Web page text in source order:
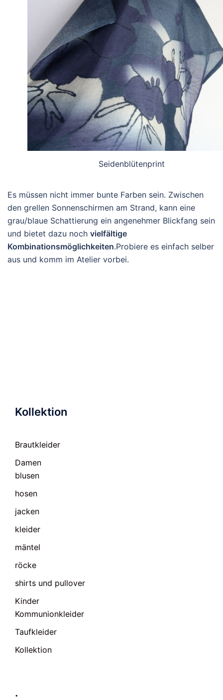
Seidenblütenprint
Es müssen nicht immer bunte Farben sein. Zwischen
den grellen Sonnenschirmen am Strand, kann eine
grau/blaue Schattierung ein angenehmer Blickfang sein
und bietet dazu noch vielfältige
Kombinationsmöglichkeiten.Probiere es einfach selber
aus und komm im Atelier vorbei.
Kollektion
Brautkleider
Damen
blusen
hosen
jacken
kleider
mäntel
röcke
shirts und pullover
Kinder
Kommunionkleider
Taufkleider
Kollektion
.